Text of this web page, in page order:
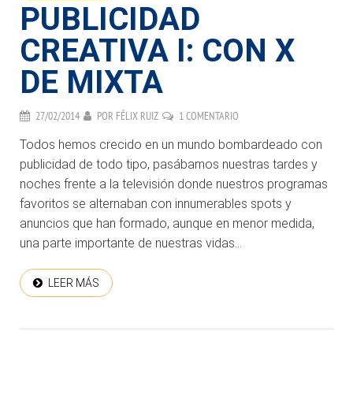
PUBLICIDAD
CREATIVA I: CON X
DE MIXTA
27/02/2014 POR FÉLIX RUIZ 1 COMENTARIO
Todos hemos crecido en un mundo bombardeado con
publicidad de todo tipo, pasábamos nuestras tardes y
noches frente a la televisión donde nuestros programas
favoritos se alternaban con innumerables spots y
anuncios que han formado, aunque en menor medida,
una parte importante de nuestras vidas...
LEER MÁS